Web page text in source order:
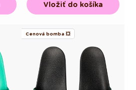
Vložiť do košíka
Cenová bomba 💥